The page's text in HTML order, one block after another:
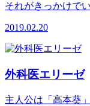
それがきっかけで
2019.02.20
外科医エリーゼ
主人公は「高本葵